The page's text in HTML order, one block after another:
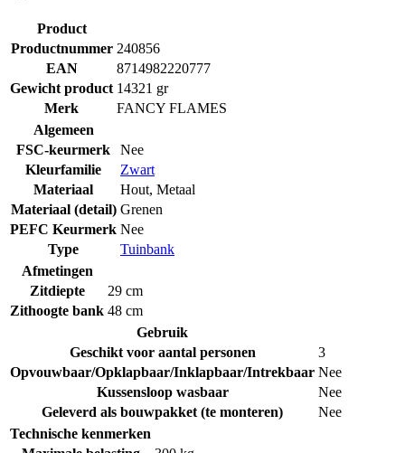
Product
Productnummer 240856
EAN
8714982220777
Gewicht product 14321 gr
Merk
FANCY FLAMES
Algemeen
FSC-keurmerk
Nee
Kleurfamilie
Zwart
Materiaal
Hout, Metaal
Materiaal (detail) Grenen
PEFC Keurmerk Nee
Type
Tuinbank
Afmetingen
Zitdiepte
29 cm
Zithoogte bank 48 cm
Gebruik
Geschikt voor aantal personen
3
Opvouwbaar/Opklapbaar/Inklapbaar/Intrekbaar Nee
Kussensloop wasbaar
Nee
Geleverd als bouwpakket (te monteren)
Nee
Technische kenmerken